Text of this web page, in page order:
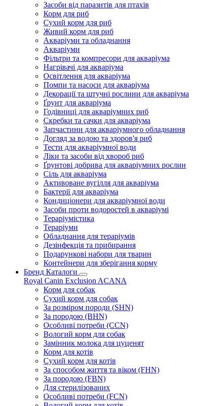
Засоби від паразитів для птахів
Корм для риб
Сухий корм для риб
Живий корм для риб
Акваріуми та обладнання
Акваріуми
Фільтри та компресори для акваріума
Нагрівачі для акваріума
Освітлення для акваріума
Помпи та насоси для акваріума
Декорації та штучні рослини для акваріума
Ґрунт для акваріума
Годівниці для акваріумних риб
Скребки та сачки для акваріума
Запчастини для акваріумного обладнання
Догляд за водою та здоров'я риб
Тести для акваріумної води
Ліки та засоби від хвороб риб
Ґрунтові добрива для акваріумних рослин
Сіль для акваріума
Активоване вугілля для акваріума
Бактерії для акваріума
Кондиціонери для акваріумної води
Засоби проти водоростей в акваріумі
Тераріумістика
Тераріуми
Обладнання для тераріумів
Дезінфекція та прибирання
Подарункові набори для тварин
Контейнери для зберігання корму
Бренд Каталоги
Royal Canin Exclusion ACANA
Корм для собак
Сухий корм для собак
За розміром породи (SHN)
За породою (BHN)
Особливі потреби (CCN)
Вологий корм для собак
Замінник молока для цуценят
Корм для котів
Сухий корм для котів
За способом життя та віком (FHN)
За породою (FBN)
Для стерилізованих
Особливі потреби (FCN)